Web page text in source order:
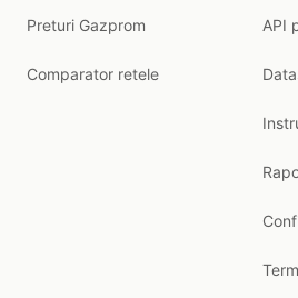
Preturi Gazprom
Comparator retele
API